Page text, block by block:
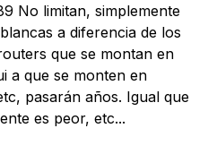
No limitan, simplemente
a diferencia de los
que se montan en
a que se monten en
pasarán años. Igual que
es peor, etc...